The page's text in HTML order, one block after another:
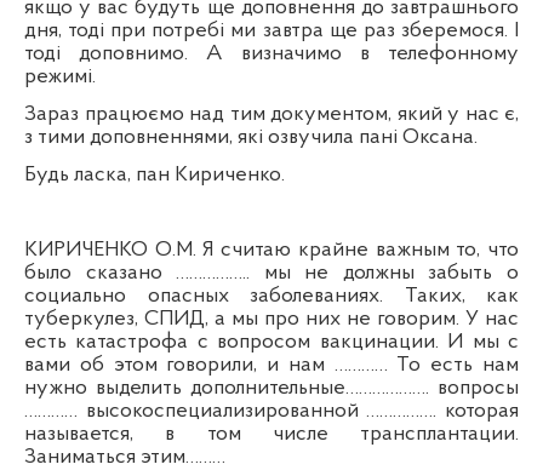
якщо у вас будуть ще доповнення до завтрашнього
дня, тоді при потребі ми завтра ще раз зберемося. І
тоді доповнимо. А визначимо в телефонному
режимі.
Зараз працюємо над тим документом, який у нас є,
з тими доповненнями, які озвучила пані Оксана.
Будь ласка, пан Кириченко.
КИРИЧЕНКО О.М. Я считаю крайне важным то, что
было сказано …………….. мы не должны забыть о
социально опасных заболеваниях. Таких, как
туберкулез, СПИД, а мы про них не говорим. У нас
есть катастрофа с вопросом вакцинации. И мы с
вами об этом говорили, и нам ………… То есть нам
нужно выделить дополнительные………………. вопросы
………… высокоспециализированной ……………. которая
называется, в том числе трансплантации.
Заниматься этим………